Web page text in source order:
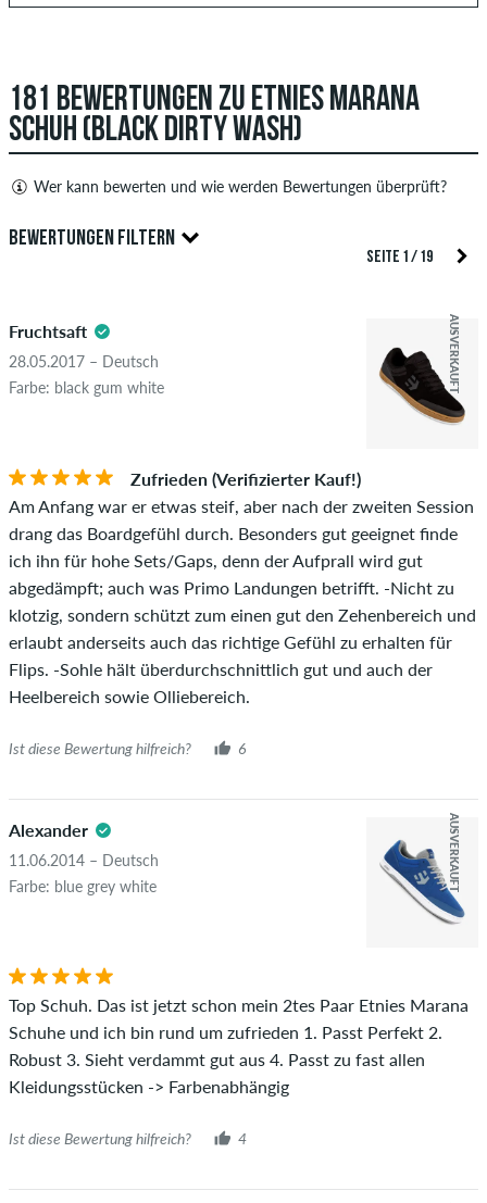
ANTWORT ABSCHICKEN
181 BEWERTUNGEN ZU ETNIES MARANA
SCHUH (BLACK DIRTY WASH)
Wer kann bewerten und wie werden Bewertungen überprüft?
Nur Personen mit einem skatedeluxe Kundenkonto können
Bewertungen abgeben. Diese werden erst nach unserer
beleidigenden oder obszönen Inhalten sowie Bewertungen,
die geltendes Recht oder Urheberrechte verletzen oder Spam
und Fremdwerbung enthalten, werden nicht veröffentlicht.
Die Sternebewertung des Artikels ist der Durchschnitt aller
Ob die Bewertung von einer Person stammt, die diesen
Artikel wirklich gekauft hat, erkennst du am grünen Haken
neben dem Namen mit dem Zusatz "Verifizierter Kauf". Bei
diesen Personen wurde der Kauf anhand ihrer Bestellungen
überprüft. Bei Bewertungen ohne grünen Haken, können wir
leider nicht garantieren, dass die Personen den Artikel
wirklich besitzen oder besessen haben.
BEWERTUNGEN FILTERN
5.0
SEITE 1 / 19
Fruchtsaft
28.05.2017 – Deutsch
Farbe: black gum white
AUSVERKAUFT
Zufrieden (Verifizierter Kauf!)
Am Anfang war er etwas steif, aber nach der zweiten Session
drang das Boardgefühl durch. Besonders gut geeignet finde
ich ihn für hohe Sets/Gaps, denn der Aufprall wird gut
abgedämpft; auch was Primo Landungen betrifft. -Nicht zu
klotzig, sondern schützt zum einen gut den Zehenbereich und
erlaubt anderseits auch das richtige Gefühl zu erhalten für
Flips. -Sohle hält überdurchschnittlich gut und auch der
Heelbereich sowie Olliebereich.
Ist diese Bewertung hilfreich? 6
Alexander
11.06.2014 – Deutsch
Farbe: blue grey white
AUSVERKAUFT
Top Schuh. Das ist jetzt schon mein 2tes Paar Etnies Marana
Schuhe und ich bin rund um zufrieden 1. Passt Perfekt 2.
Robust 3. Sieht verdammt gut aus 4. Passt zu fast allen
Kleidungsstücken -> Farbenabhängig
Ist diese Bewertung hilfreich? 4